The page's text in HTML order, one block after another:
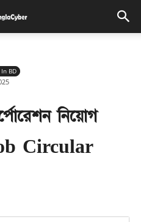
In BD
নিয়োগ
Circular